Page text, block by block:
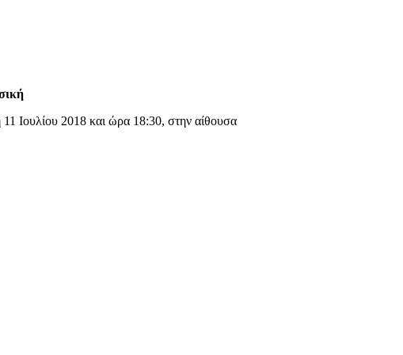
Ιουλίου 2018 και ώρα 18:30, στην αίθουσα